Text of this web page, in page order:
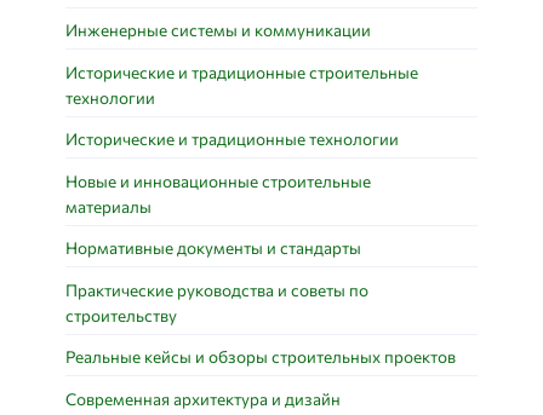
Инженерные системы и коммуникации
Исторические и традиционные строительные
технологии
Исторические и традиционные технологии
Новые и инновационные строительные
материалы
Нормативные документы и стандарты
Практические руководства и советы по
строительству
Реальные кейсы и обзоры строительных проектов
Современная архитектура и дизайн